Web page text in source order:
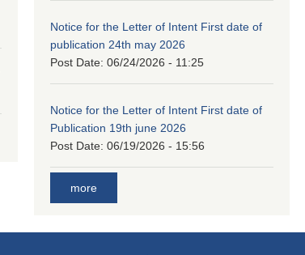
Notice for the Letter of Intent First date of
publication 24th may 2026
Post Date: 06/24/2026 - 11:25
Notice for the Letter of Intent First date of
Publication 19th june 2026
Post Date: 06/19/2026 - 15:56
more